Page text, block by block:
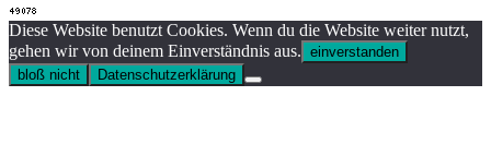
Diese Website benutzt Cookies. Wenn du die Website weiter nutzt,
gehen wir von deinem Einverständnis aus. einverstanden
bloß nicht
Datenschutzerklärung